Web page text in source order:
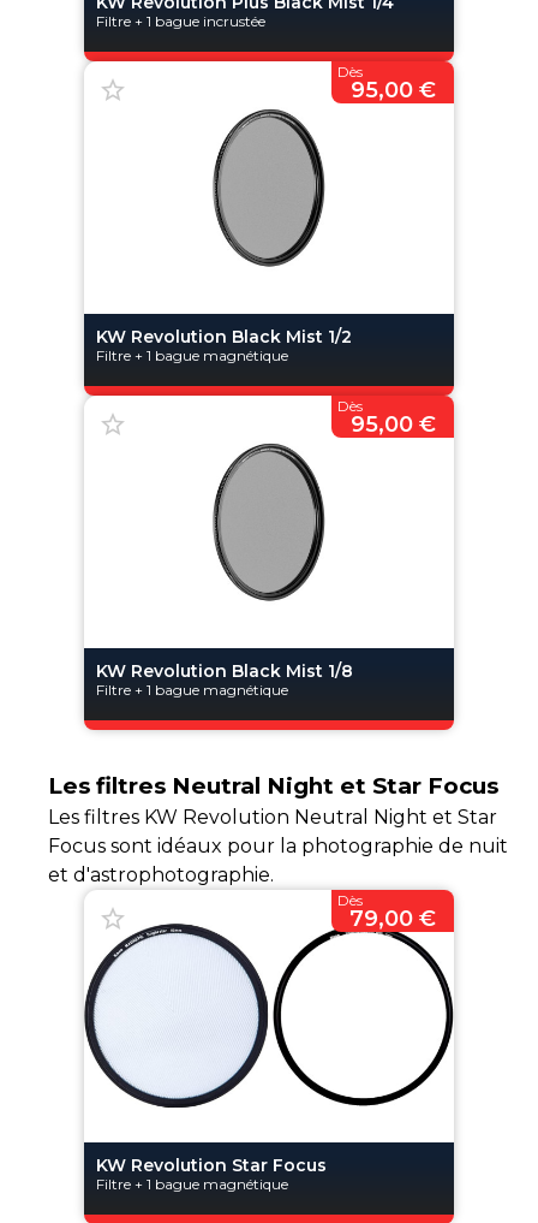
Filtre + 1 bague incrustée
KW Revolution Black Mist 1/2
Filtre + 1 bague magnétique
Dès
95,00 €
KW Revolution Black Mist 1/8
Filtre + 1 bague magnétique
Dès
95,00 €
Les filtres Neutral Night et Star Focus
Les filtres KW Revolution Neutral Night et Star
Focus sont idéaux pour la photographie de nuit
et d'astrophotographie.
KW Revolution Star Focus
Filtre + 1 bague magnétique
Dès
79,00 €